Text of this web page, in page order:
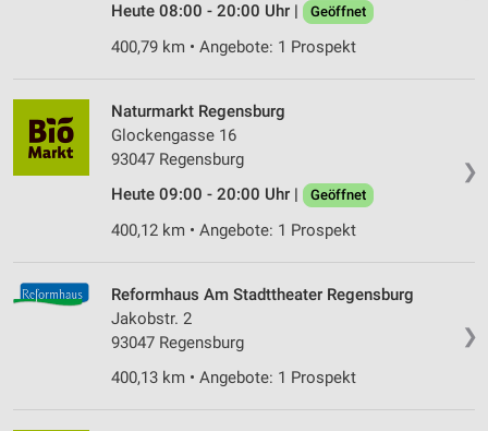
Heute 08:00 - 20:00 Uhr |
Geöffnet
400,79 km • Angebote: 1 Prospekt
❯
Naturmarkt Regensburg
Glockengasse 16
93047 Regensburg
Heute 09:00 - 20:00 Uhr |
Geöffnet
400,12 km • Angebote: 1 Prospekt
❯
Reformhaus Am Stadttheater Regensburg
Jakobstr. 2
93047 Regensburg
400,13 km • Angebote: 1 Prospekt